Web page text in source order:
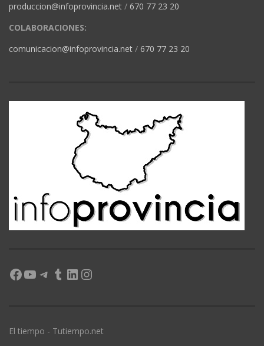
produccion@infoprovincia.net / 670 77 23 20
COLABORACIONES:
comunicacion@infoprovincia.net / 670 77 23 20
Facebook
YouTube
Telegram
Tumblr
LinkedIn
Instagram
El tiempo - Tutiempo.net